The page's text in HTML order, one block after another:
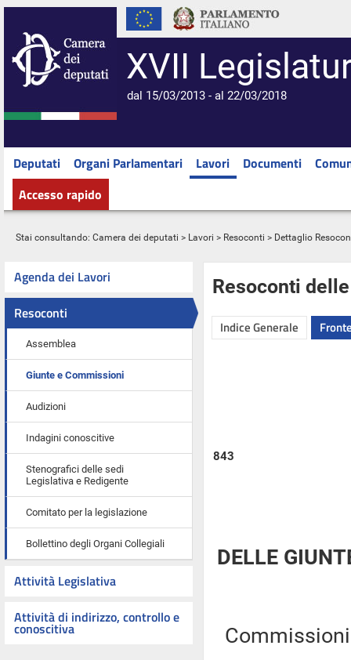
XVII
dal 15/03/2013 - al 22/03/2018
Deputati Organi Parlamentari Lavori Documenti
Accesso rapido
Stai consultando: Camera dei deputati > Lavori > Resoconti > Dettaglio
Agenda dei Lavori
Resoconti
Assemblea
Giunte e Commissioni
Audizioni
Indagini conoscitive
Stenografici delle sedi
Legislativa e Redigente
Comitato per la legislazione
Bollettino degli Organi Collegiali
Attività Legislativa
Attività di indirizzo, controllo e
conoscitiva
Resoconti
Indice Generale
843
DELLE